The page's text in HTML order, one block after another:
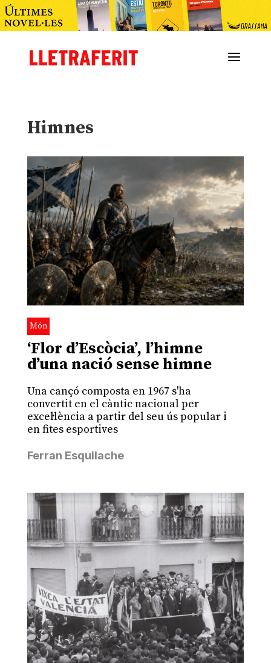
Himnes
Món
‘Flor d’Escòcia’, l’himne
d’una nació sense himne
Una cançó composta en 1967 s'ha
convertit en el càntic nacional per
excel·lència a partir del seu ús popular i
en fites esportives
Ferran Esquilache